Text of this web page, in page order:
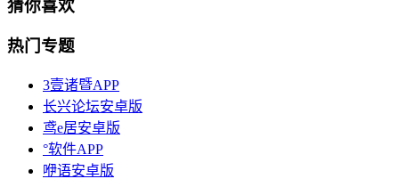
猜你喜欢
热门专题
3壹诸暨APP
长兴论坛安卓版
鸢e居安卓版
°软件APP
咿语安卓版